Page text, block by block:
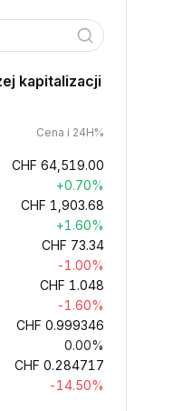
kapitalizacji
Cena i 24H%
CHF 64,519.00
+0.70%
CHF 1,903.68
+1.60%
CHF 73.34
-1.00%
CHF 1.048
-1.60%
CHF 0.999346
0.00%
CHF 0.284717
-14.50%